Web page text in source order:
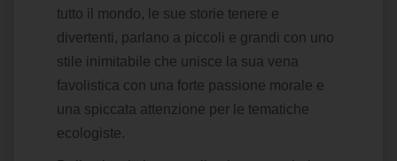
tutto il mondo, le sue storie tenere e
divertenti, parlano a piccoli e grandi con uno
stile inimitabile che unisce la sua vena
favolistica con una forte passione morale e
una spiccata attenzione per le tematiche
ecologiste.